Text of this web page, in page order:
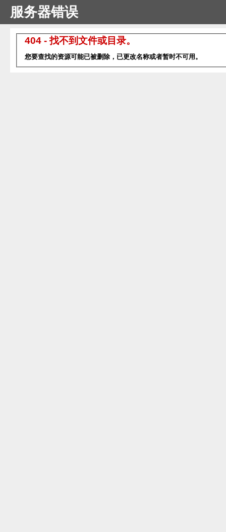
服务器错误
404 - 找不到文件或目录。
您要查找的资源可能已被删除，已更改名称或者暂时不可用。